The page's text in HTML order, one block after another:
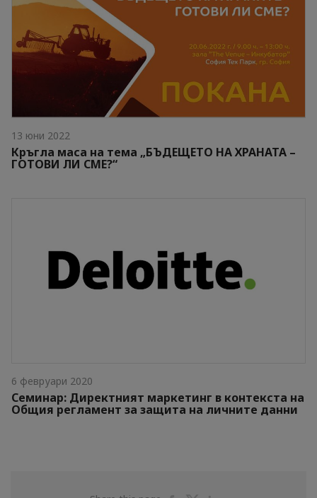
13 юни 2022
Кръгла маса на тема „БЪДЕЩЕТО НА ХРАНАТА –
ГОТОВИ ЛИ СМЕ?“
6 февруари 2020
Семинар: Директният маркетинг в контекста на
Общия регламент за защита на личните данни